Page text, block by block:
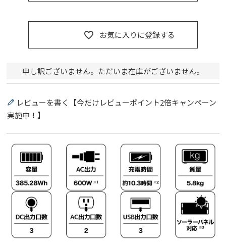
お気に入りに登録する
申し訳ございません。ただいま在庫がございません。
レビューを書く【今だけレビューポイント2倍キャンペーン
実施中！】